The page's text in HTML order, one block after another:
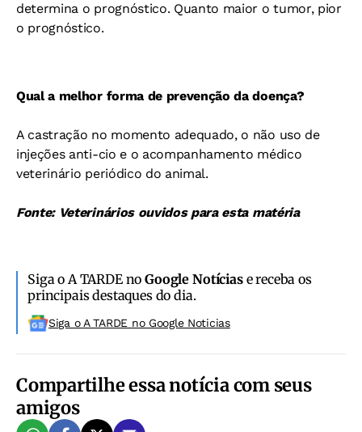
determina o prognóstico. Quanto maior o tumor, pior
o prognóstico.
Qual a melhor forma de prevenção da doença?
A castração no momento adequado, o não uso de
injeções anti-cio e o acompanhamento médico
veterinário periódico do animal.
Fonte: Veterinários ouvidos para esta matéria
Siga o A TARDE noGoogle Notíciase receba os
principais destaques do dia.
Siga o A TARDE no Google Noticias
Compartilhe essa notícia com seus
amigos